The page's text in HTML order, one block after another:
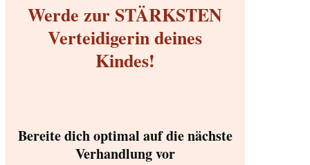
Werde zur STÄRKSTEN
Verteidigerin deines
Kindes!
Bereite dich optimal auf die nächste
Verhandlung vor